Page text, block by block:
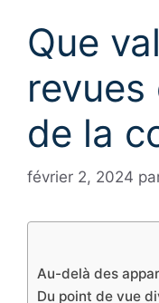
Que
de la
février 2, 2024
Au-delà des
Du point de vue